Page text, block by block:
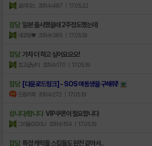
로리더스 조회수:487 | 17.05.22
잡담 일본 출시했을때 2주정도했는데
네코링♥ 조회수:385 | 17.05.19
잡담 가챠 더 하고 싶어요오오!
초고급냥이 조회수:170 | 17.05.19
잡담 [다운로드링크] - SOS 여동생을 구해줘!
드림키퍼 조회수:272 | 17.05.19
삽니다/팝니다 VIP쿠폰이 필요합니다
그리움GG0U 조회수:154 | 17.05.19
잡담 특정 캐릭들 스킬들도 완전 같아서..